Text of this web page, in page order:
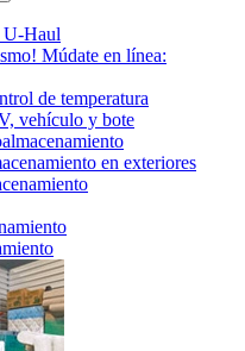
U-Haul
Múdate en línea:
de temperatura
vehículo y bote
en exteriores